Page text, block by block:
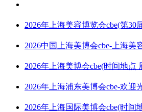
2026年上海美容博览会cbe(第30
2026中国上海美博会cbe-上海美
2026年上海美博会cbe(时间地点
2026年上海浦东美博会cbe-欢迎
2026年上海国际美博会cbe(时间